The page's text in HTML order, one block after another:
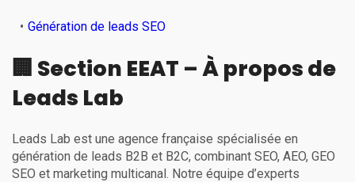
Génération de leads SEO
🏢 Section EEAT – À propos de
Leads Lab
Leads Lab est une agence française spécialisée en
génération de leads B2B et B2C, combinant SEO, AEO, GEO
SEO et marketing multicanal. Notre équipe d’experts